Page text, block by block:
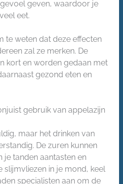
geven, waardoor je
eet.
te weten dat deze effecten
zal ze merken. De
kort en worden gedaan met
gezond eten en
gebruik van appelazijn
maar het drinken van
De zuren kunnen
je tanden aantasten en
in je mond, keel
specialisten aan om de